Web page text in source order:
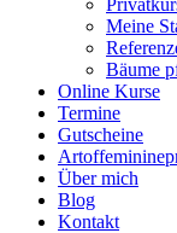
Meine
Bäume
Online Kurse
Termine
Gutscheine
Über mich
Blog
Kontakt